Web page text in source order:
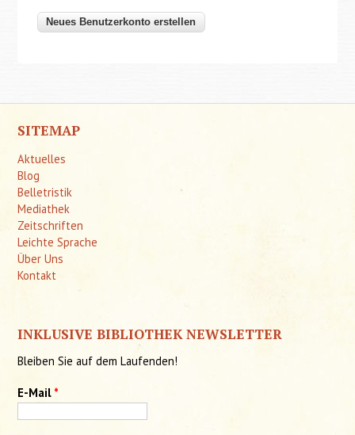
SITEMAP
Aktuelles
Blog
Belletristik
Mediathek
Zeitschriften
Leichte Sprache
Über Uns
Kontakt
INKLUSIVE BIBLIOTHEK NEWSLETTER
Bleiben Sie auf dem Laufenden!
E-Mail *